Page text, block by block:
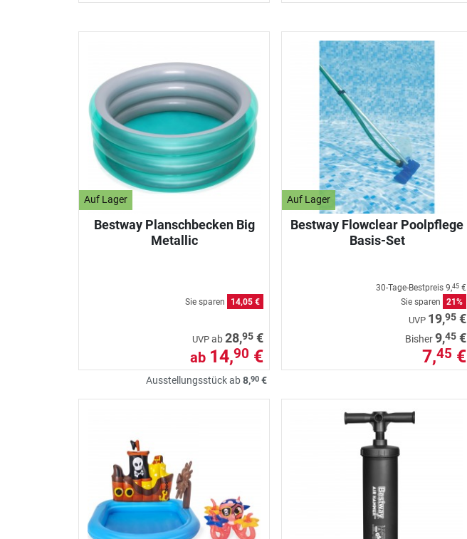
Auf Lager
Bestway Planschbecken Big
Metallic
Sie sparen 14,05 €
UVP ab28,95 €
ab 14,90 €
Ausstellungsstück ab8,90 €
Auf Lager
Bestway Flowclear Poolpflege
Basis-Set
30-Tage-Bestpreis 9,45 €
Sie sparen
21%
UVP 19,95 €
Bisher9,45 €
7,45 €